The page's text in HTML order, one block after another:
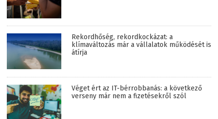
Rekordhőség, rekordkockázat: a
klímaváltozás már a vállalatok működését is
átírja
Véget ért az IT-bérrobbanás: a következő
verseny már nem a fizetésekről szól